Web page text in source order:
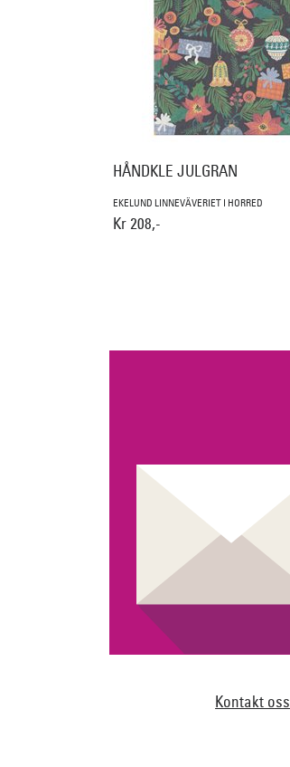
HÅNDKLE JULGRAN
EKELUND LINNEVÄVERIET I HORRED
Kr 208,-
Kontakt oss